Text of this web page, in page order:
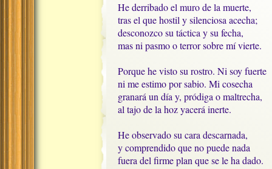
He derribado el muro de la muerte,
tras el que hostil y silenciosa acecha;
desconozco su táctica y su fecha,
mas ni pasmo o terror sobre mí vierte.
Porque he visto su rostro. Ni soy fuerte
ni me estimo por sabio. Mi cosecha
granará un día y, pródiga o maltrecha,
al tajo de la hoz yacerá inerte.
He observado su cara descarnada,
y comprendido que no puede nada
fuera del firme plan que se le ha dado.